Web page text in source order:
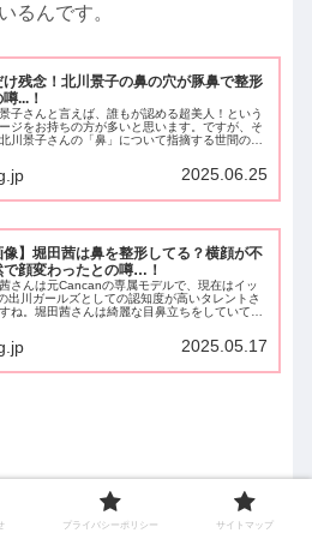
るんです。
け残念！北川景子の鼻の穴が豚鼻で整形
...！
子さんと言えば、誰もが認める超美人！という
ジをお持ちの方が多いと思います。ですが、そ
川景子さんの「鼻」について指摘する世間の声
に鼻だけ変で残念」なんて声もあるんです。そ
2025.06.25
像】堀田茜は鼻を整形してる？横顔が不
で顔変わったとの噂…！
さんは元Cancanの専属モデルで、現在はイッ
出川ガールズとしての認知度が高いタレントさ
ね。堀田茜さんは綺麗な目鼻立ちをしていてと
と整形疑惑があるんです...！中でも、世...2025.05.17
香は鼻が変？理由3選！鼻の穴
プライバシーポリシー サイトマップ